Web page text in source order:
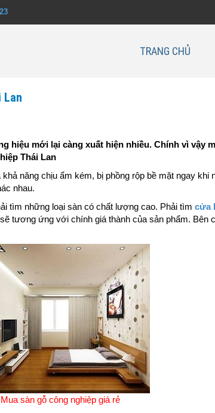
TRANG CHỦ
Lan
hiệu mới lại càng xuất hiện nhiều. Chính vì vậy
Thái Lan
năng chịu ẩm kém, bị phồng rộp bề mặt ngay khi
nhau.
tìm những loại sàn có chất lượng cao. Phải tìm cửa
tương ứng với chính giá thành của sản phẩm. Bên
Mua sàn gỗ công nghiệp giá rẻ